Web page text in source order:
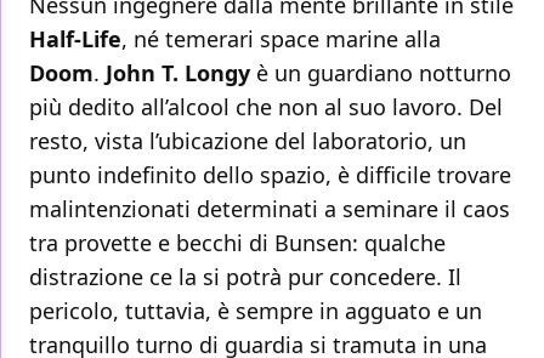
Half-Life, né temerari space marine alla
Doom. John T. Longy è un guardiano notturno
più dedito all’alcool che non al suo lavoro. Del
resto, vista l’ubicazione del laboratorio, un
punto indefinito dello spazio, è difficile trovare
malintenzionati determinati a seminare il caos
tra provette e becchi di Bunsen: qualche
distrazione ce la si potrà pur concedere. Il
pericolo, tuttavia, è sempre in agguato e un
tranquillo turno di guardia si tramuta in una